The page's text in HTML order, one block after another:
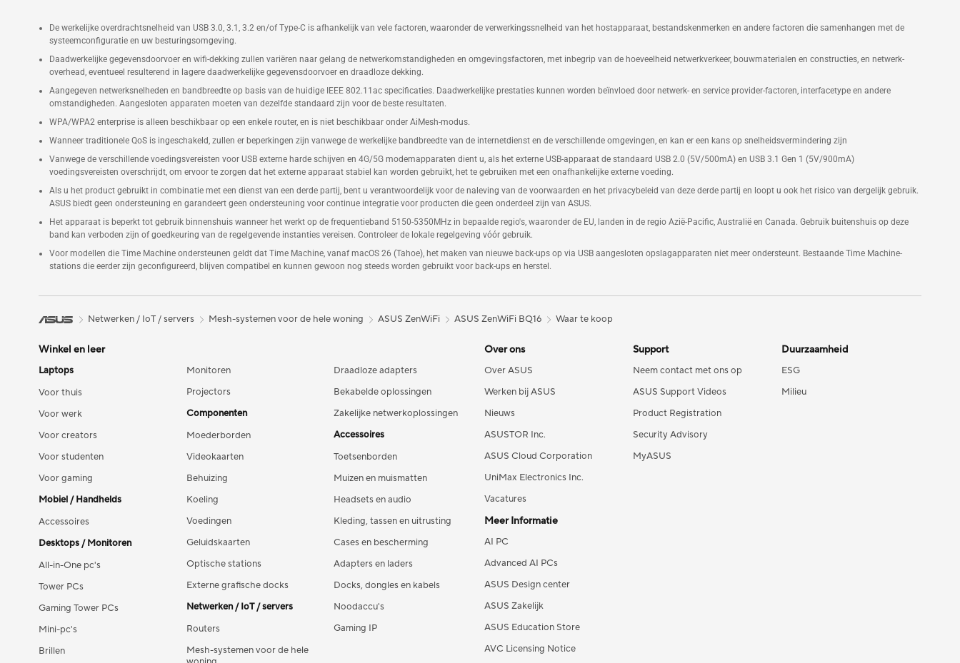
De werkelijke overdrachtsnelheid van USB 3.0, 3.1, 3.2 en/of Type-C is afhankelijk van vele factoren, waaronder de verwerkingssnelheid van het hostapparaat, bestandskenmerken en andere factoren die samenhangen met de
systeemconfiguratie en uw besturingsomgeving.
Daadwerkelijke gegevensdoorvoer en wifi-dekking zullen variëren naar gelang de netwerkomstandigheden en omgevingsfactoren, met inbegrip van de hoeveelheid netwerkverkeer, bouwmaterialen en constructies, en netwerk-
overhead, eventueel resulterend in lagere daadwerkelijke gegevensdoorvoer en draadloze dekking.
Aangegeven netwerksnelheden en bandbreedte op basis van de huidige IEEE 802.11ac specificaties. Daadwerkelijke prestaties kunnen worden beïnvloed door netwerk- en service provider-factoren, interfacetype en andere
omstandigheden. Aangesloten apparaten moeten van dezelfde standaard zijn voor de beste resultaten.
WPA/WPA2 enterprise is alleen beschikbaar op een enkele router, en is niet beschikbaar onder AiMesh-modus.
Wanneer traditionele QoS is ingeschakeld, zullen er beperkingen zijn vanwege de werkelijke bandbreedte van de internetdienst en de verschillende omgevingen, en kan er een kans op snelheidsvermindering zijn
Vanwege de verschillende voedingsvereisten voor USB externe harde schijven en 4G/5G modemapparaten dient u, als het externe USB-apparaat de standaard USB 2.0 (5V/500mA) en USB 3.1 Gen 1 (5V/900mA)
voedingsvereisten overschrijdt, om ervoor te zorgen dat het externe apparaat stabiel kan worden gebruikt, het te gebruiken met een onafhankelijke externe voeding.
Als u het product gebruikt in combinatie met een dienst van een derde partij, bent u verantwoordelijk voor de naleving van de voorwaarden en het privacybeleid van deze derde partij en loopt u ook het risico van dergelijk gebruik.
ASUS biedt geen ondersteuning en garandeert geen ondersteuning voor continue integratie voor producten die geen onderdeel zijn van ASUS.
Het apparaat is beperkt tot gebruik binnenshuis wanneer het werkt op de frequentieband 5150-5350MHz in bepaalde regio's, waaronder de EU, landen in de regio Azië-Pacific, Australië en Canada. Gebruik buitenshuis op deze
band kan verboden zijn of goedkeuring van de regelgevende instanties vereisen. Controleer de lokale regelgeving vóór gebruik.
Voor modellen die Time Machine ondersteunen geldt dat Time Machine, vanaf macOS 26 (Tahoe), het maken van nieuwe back-ups op via USB aangesloten opslagapparaten niet meer ondersteunt. Bestaande Time Machine-
stations die eerder zijn geconfigureerd, blijven compatibel en kunnen gewoon nog steeds worden gebruikt voor back-ups en herstel.
Netwerken / IoT / servers Mesh-systemen voor de hele woning ASUS ZenWiFi ASUS ZenWiFi BQ16 Waar te koop
Winkel en leer
Laptops
Voor thuis
Voor werk
Voor creators
Voor studenten
Voor gaming
Mobiel / Handhelds
Accessoires
Desktops / Monitoren
All-in-One pc's
Tower PCs
Gaming Tower PCs
Mini-pc's
Brillen
Monitoren
Projectors
Componenten
Moederborden
Videokaarten
Behuizing
Koeling
Voedingen
Geluidskaarten
Optische stations
Externe grafische docks
Netwerken / IoT / servers
Routers
Mesh-systemen voor de hele
Draadloze adapters
Bekabelde oplossingen
Zakelijke netwerkoplossingen
Accessoires
Toetsenborden
Muizen en muismatten
Headsets en audio
Kleding, tassen en uitrusting
Cases en bescherming
Adapters en laders
Docks, dongles en kabels
Noodaccu's
Gaming IP
Over ons
Over ASUS
Werken bij ASUS
Nieuws
ASUSTOR Inc.
ASUS Cloud Corporation
UniMax Electronics Inc.
Vacatures
Meer Informatie
AI PC
Advanced AI PCs
ASUS Design center
ASUS Zakelijk
ASUS Education Store
AVC Licensing Notice
Support
Neem contact met ons op
ASUS Support Videos
Product Registration
Security Advisory
MyASUS
Duurzaamheid
ESG
Milieu